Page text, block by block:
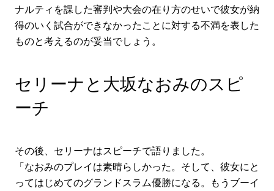
ナルティを課した審判や大会の在り方のせいで彼女が納
得のいく試合ができなかったことに対する不満を表した
ものと考えるのが妥当でしょう。
セリーナと大坂なおみのスピ
ーチ
その後、セリーナはスピーチで語りました。
「なおみのプレイは素晴らしかった。そして、彼女にと
ってはじめてのグランドスラム優勝になる。もうブーイ